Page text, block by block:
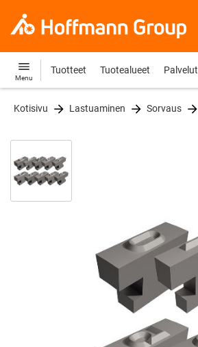
Group
Home
Hoffmann
site
Menu
Tuotteet Tuotealueet Palvelut
Kotisivu Lastuaminen Sorvaus